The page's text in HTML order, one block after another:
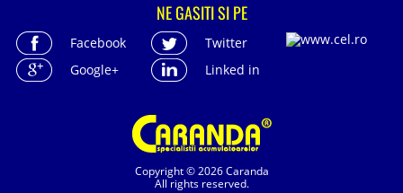
Copyright © 2026 Caranda
All rights reserved.
NE GASITI SI PE
Facebook
Twitter
Google+
Linked in